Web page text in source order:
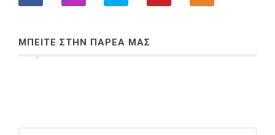
ΜΠΕΙΤΕ ΣΤΗΝ ΠΑΡΕΑ ΜΑΣ